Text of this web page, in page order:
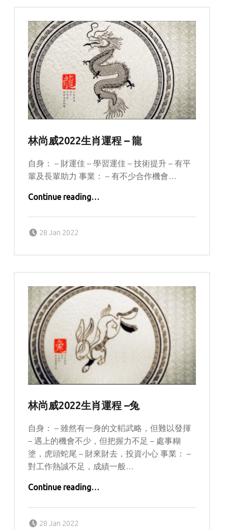
林尚威2022生肖運程 – 龍
自身： – 財運佳 – 學習運佳 – 技術提升 – 有平
輩及長輩助力 事業： – 有不少合作機會…
Continue reading“林尚威2022生肖運程 – 龍”
…
28 Jan 2022
林尚威2022生肖運程 –兔
自身： – 雖然有一身的文轁武略，但難以發揮
– 遇上的機會不少，但把握力不足 – 處事糊
塗，虎頭蛇尾 – 財來財去，投資小心 事業： –
對工作熱誠不足，成績一般…
Continue reading“林尚威2022生肖運程 –兔”
…
28 Jan 2022